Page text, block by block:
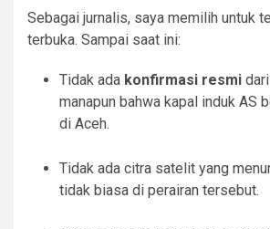
Sebagai jurnalis, saya memilih untuk
terbuka. Sampai saat ini:
Tidak ada konfirmasi resmi
manapun bahwa kapal induk AS
di Aceh.
Tidak ada citra satelit yang
tidak biasa di perairan tersebut.